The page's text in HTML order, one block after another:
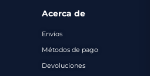
Acerca de
Envíos
Métodos de pago
Devoluciones